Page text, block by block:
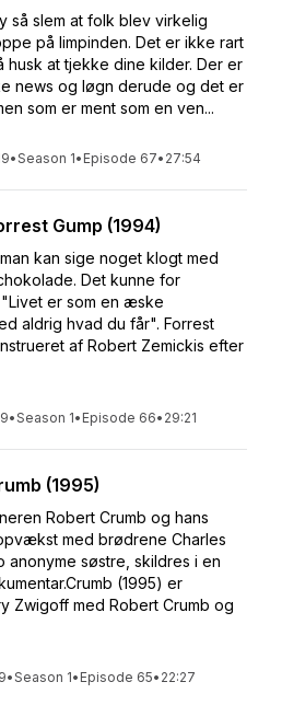
så slem at folk blev virkelig
på limpinden. Det er ikke rart
husk at tjekke dine kilder. Der er
news og løgn derude og det er
som er ment som en ven...
•Season 1• Episode 67• 27:54
Gump (1994)
kan sige noget klogt med
Det kunne for
er som en æske
aldrig hvad du får". Forrest
af Robert Zemickis efter
•Season 1• Episode 66• 29:21
(1995)
Robert Crumb og hans
med brødrene Charles
anonyme søstre, skildres i en
(1995) er
Zwigoff med Robert Crumb og
•Season 1• Episode 65• 22:27